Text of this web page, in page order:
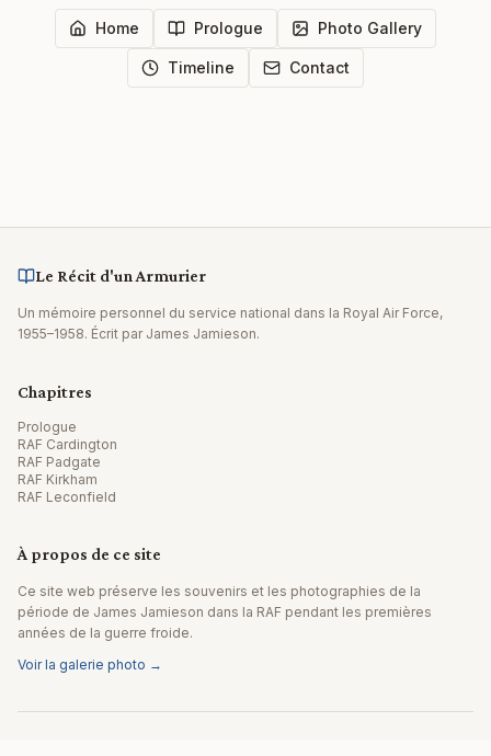
Home Prologue Photo Gallery
Timeline Contact
Le Récit d'un Armurier
Un mémoire personnel du service national dans la Royal Air Force,
1955–1958. Écrit par James Jamieson.
Chapitres
Prologue
RAF Cardington
RAF Padgate
RAF Kirkham
RAF Leconfield
À propos de ce site
Ce site web préserve les souvenirs et les photographies de la
période de James Jamieson dans la RAF pendant les premières
années de la guerre froide.
Voir la galerie photo →